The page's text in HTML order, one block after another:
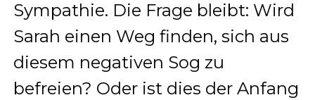
Sympathie. Die Frage bleibt: Wird
Sarah einen Weg finden, sich aus
diesem negativen Sog zu
befreien? Oder ist dies der Anfang